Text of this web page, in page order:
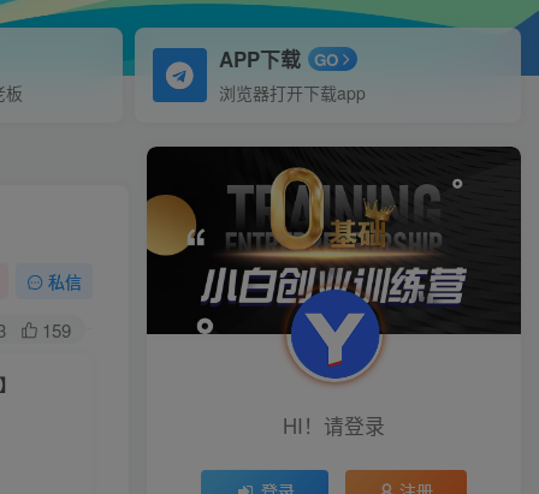
板
APP下载 GO
浏览器打开下载app
私信
159
HI！请登录